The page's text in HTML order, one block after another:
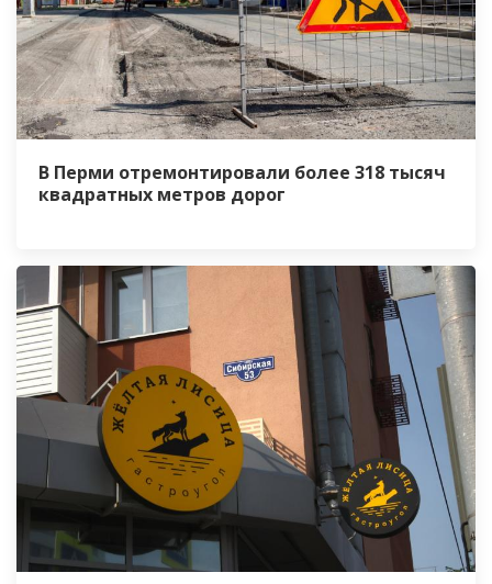
В Перми отремонтировали более 318 тысяч
квадратных метров дорог